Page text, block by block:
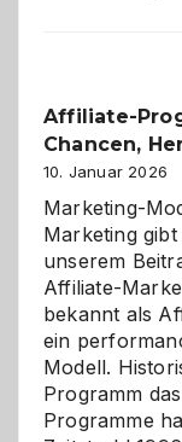
Affiliate-
Chancen,
10. Januar 2026
Marketing-
Marketing
unserem
Affiliate-
bekannt als
ein
Modell.
Programm
Programme